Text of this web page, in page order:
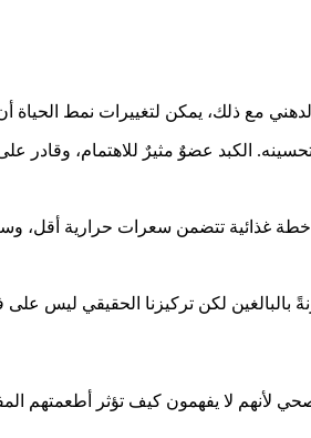
لكن تركيزنا الحقيقي ليس